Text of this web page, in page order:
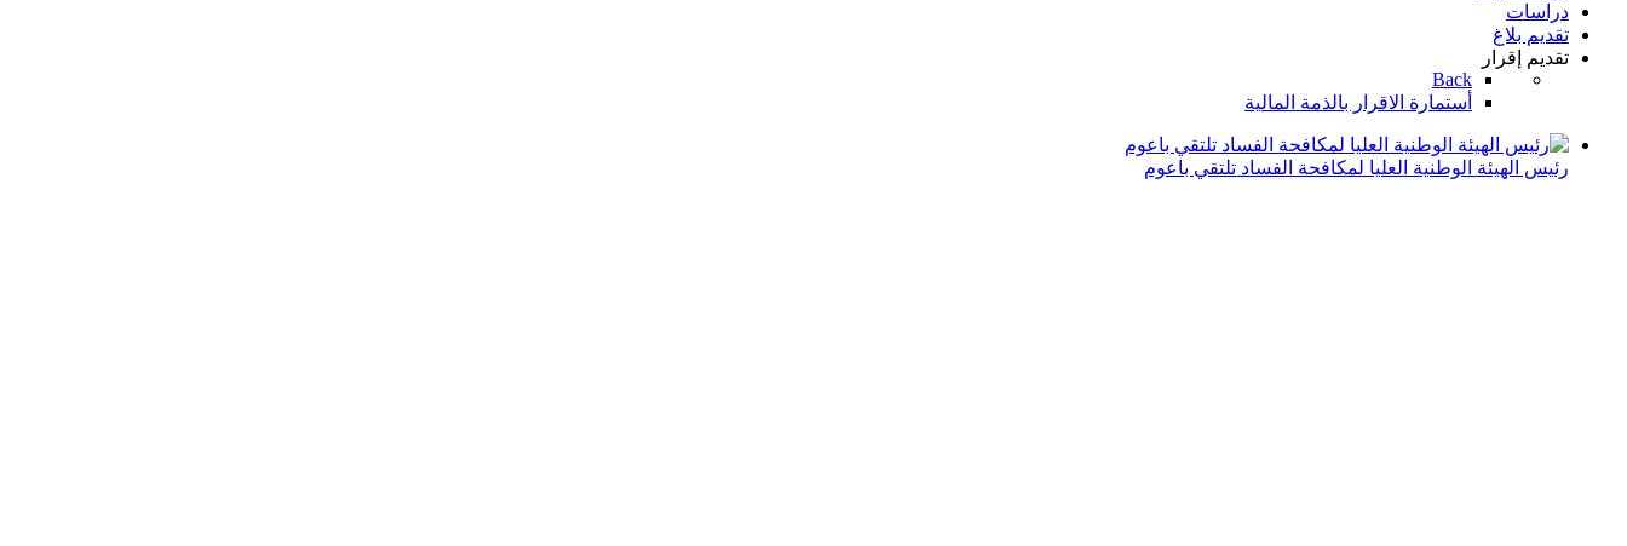
دراسات
تقديم بلاغ
تقديم إقرار
Back
أستمارة الاقرار بالذمة المالية
رئيس الهيئة الوطنية العليا لمكافحة الفساد تلتقي باعوم